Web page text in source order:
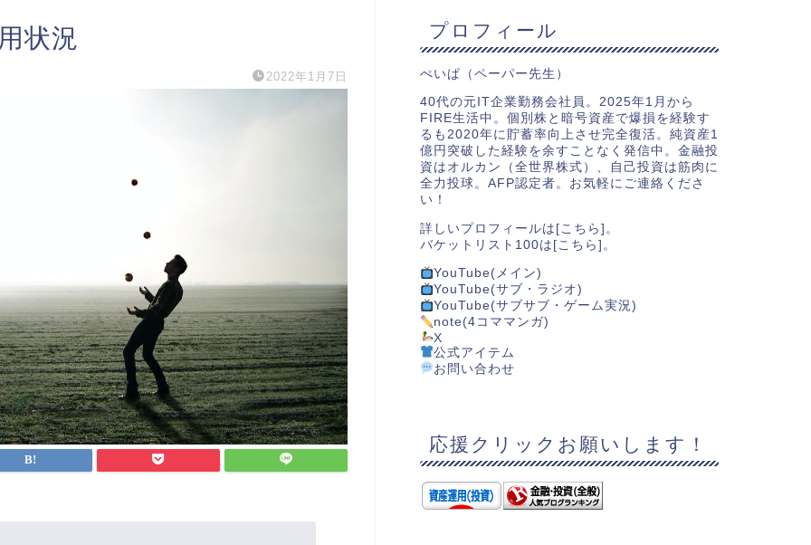
状況
2022年1月7日
プロフィール
ぺいぱ（ペーパー先生）
40代の元IT企業勤務会社員。2025年1月から
FIRE生活中。個別株と暗号資産で爆損を経験す
るも2020年に貯蓄率向上させ完全復活。純資産1
億円突破した経験を余すことなく発信中。金融投
資はオルカン（全世界株式）、自己投資は筋肉に
全力投球。AFP認定者。お気軽にご連絡くださ
い！
詳しいプロフィールは[ こちら ]。
バケットリスト100は[ こちら ]。
YouTube(メイン)
YouTube(サブ・ラジオ)
YouTube(サブサブ・ゲーム実況)
note(4コママンガ)
X
公式アイテム
お問い合わせ
応援クリックお願いします！